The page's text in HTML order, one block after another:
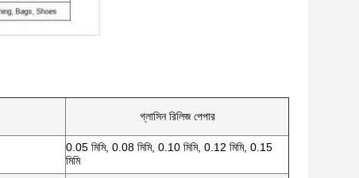
গ্লাসিন রিলিজ পেপার
0.05 মিমি, 0.08 মিমি, 0.10 মিমি, 0.12 মিমি, 0.15
মিমি